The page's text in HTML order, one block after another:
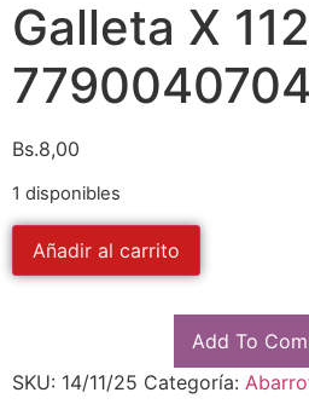
Galleta X
Bs.8,00
1 disponibles
Añadir al carrito
Add To
SKU: 14/11/25 Categoría: